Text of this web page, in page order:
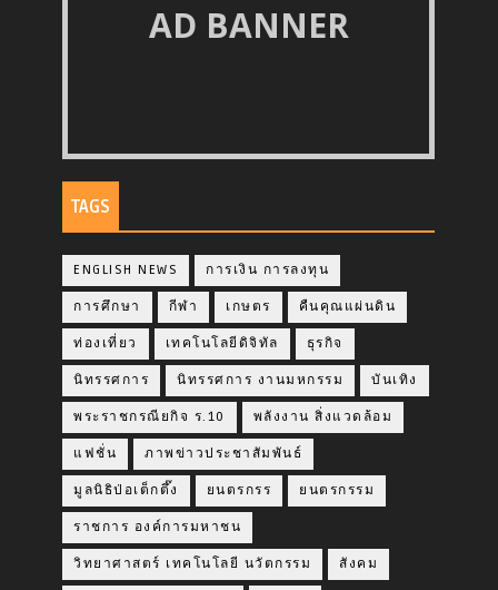
AD BANNER
TAGS
ENGLISH NEWS การเงิน การลงทุน
การศึกษา กีฬา เกษตร คืนคุณแผ่นดิน
ท่องเที่ยว เทคโนโลยีดิจิทัล ธุรกิจ
นิทรรศการ นิทรรศการ งานมหกรรม บันเทิง
พระราชกรณียกิจ ร.10 พลังงาน สิ่งแวดล้อม
แฟชั่น ภาพข่าวประชาสัมพันธ์
มูลนิธิป่อเต็กตึ๊ง ยนตรกรร ยนตรกรรม
ราชการ องค์การมหาชน
วิทยาศาสตร์ เทคโนโลยี นวัตกรรม สังคม